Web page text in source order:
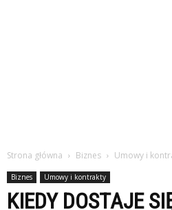
Strona główna Biznes Umowy i
Biznes Umowy i kontrakty
KIEDY DOSTAJE